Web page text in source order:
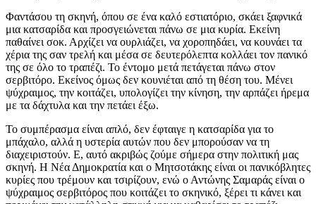
Φαντάσου τη σκηνή, όπου σε ένα καλό εστιατόριο, σκάει ξαφνικά
μια κατσαρίδα και προσγειώνεται πάνω σε μια κυρία. Εκείνη
παθαίνει σοκ. Αρχίζει να ουρλιάζει, να χοροπηδάει, να κουνάει τα
χέρια της σαν τρελή και μέσα σε δευτερόλεπτα κολλάει τον πανικό
της σε όλο το τραπέζι. Το έντομο μετά πετάγεται πάνω στον
σερβιτόρο. Εκείνος όμως δεν κουνιέται από τη θέση του. Μένει
ψύχραιμος, την κοιτάζει, υπολογίζει την κίνηση, την αρπάζει ήρεμα
με τα δάχτυλα και την πετάει έξω.
Το συμπέρασμα είναι απλό, δεν έφταιγε η κατσαρίδα για το
μπάχαλο, αλλά η υστερία αυτών που δεν μπορούσαν να τη
διαχειριστούν. Ε, αυτό ακριβώς ζούμε σήμερα στην πολιτική μας
σκηνή. Η Νέα Δημοκρατία και ο Μητσοτάκης είναι οι πανικόβλητες
κυρίες που τρέμουν και τσιρίζουν, ενώ ο Αντώνης Σαμαράς είναι ο
ψύχραιμος σερβιτόρος που κοιτάζει το σκηνικό, ξέρει τι κάνει και